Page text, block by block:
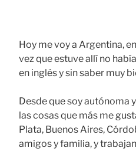
Hoy me voy a Argentina,
vez que estuve allí no
en inglés y sin saber muy
Desde que soy autónoma
las cosas que más me
Plata, Buenos Aires,
amigos y familia, y